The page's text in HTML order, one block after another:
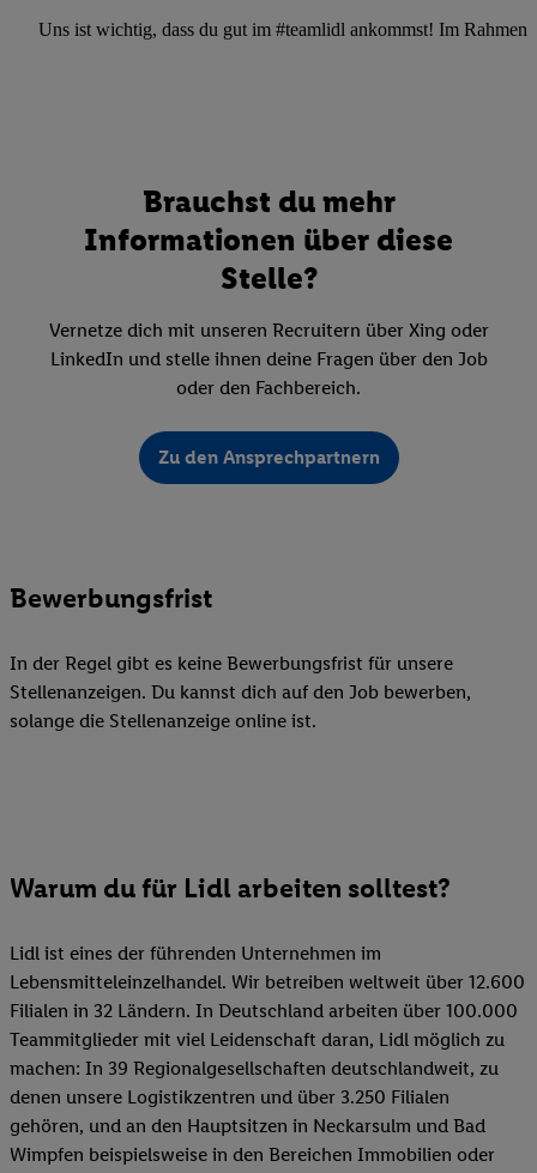
Uns ist wichtig, dass du gut im #teamlidl ankommst! Im Rahmen
Brauchst du mehr
Informationen über diese
Stelle?
Vernetze dich mit unseren Recruitern über Xing oder
LinkedIn und stelle ihnen deine Fragen über den Job
oder den Fachbereich.
Zu den Ansprechpartnern
Bewerbungsfrist
In der Regel gibt es keine Bewerbungsfrist für unsere
Stellenanzeigen. Du kannst dich auf den Job bewerben,
solange die Stellenanzeige online ist.
Warum du für Lidl arbeiten solltest?
Lidl ist eines der führenden Unternehmen im
Lebensmitteleinzelhandel. Wir betreiben weltweit über 12.600
Filialen in 32 Ländern. In Deutschland arbeiten über 100.000
Teammitglieder mit viel Leidenschaft daran, Lidl möglich zu
machen: In 39 Regionalgesellschaften deutschlandweit, zu
denen unsere Logistikzentren und über 3.250 Filialen
gehören, und an den Hauptsitzen in Neckarsulm und Bad
Wimpfen beispielsweise in den Bereichen Immobilien oder